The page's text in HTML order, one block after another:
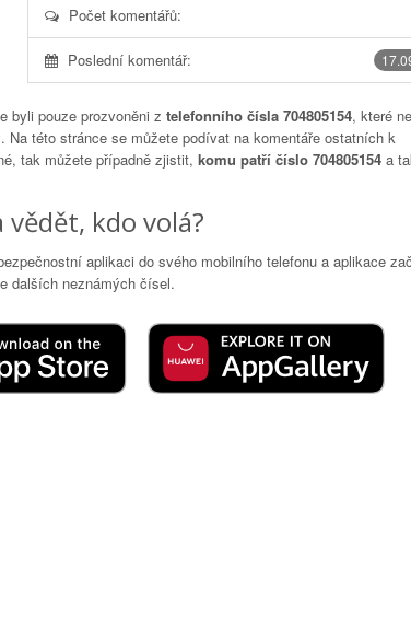
Počet komentářů:
Poslední komentář:
byli pouze prozvoněni z telefonního čísla 704805154, které
této stránce se můžete podívat na komentáře ostatních k
tak můžete případně zjistit, komu patří číslo 704805154 a
kdo volá?
aplikaci do svého mobilního telefonu a aplikace
dalších neznámých čísel.